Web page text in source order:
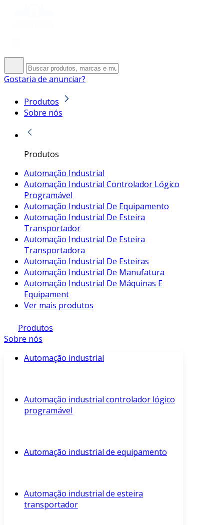
Gostaria de anunciar?
Produtos
Sobre nós
Produtos
Automação Industrial
Automação Industrial Controlador Lógico
Programável
Automação Industrial De Equipamento
Automação Industrial De Esteira
Transportador
Automação Industrial De Esteira
Transportadora
Automação Industrial De Esteiras
Automação Industrial De Manufatura
Automação Industrial De Máquinas E
Equipament
Ver mais produtos
Produtos
Sobre nós
Automação industrial
Automação industrial controlador lógico
programável
Automação industrial de equipamento
Automação industrial de esteira
transportador